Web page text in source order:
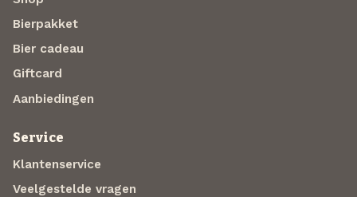
Bierpakket
Bier cadeau
Giftcard
Aanbiedingen
Service
Klantenservice
Veelgestelde vragen